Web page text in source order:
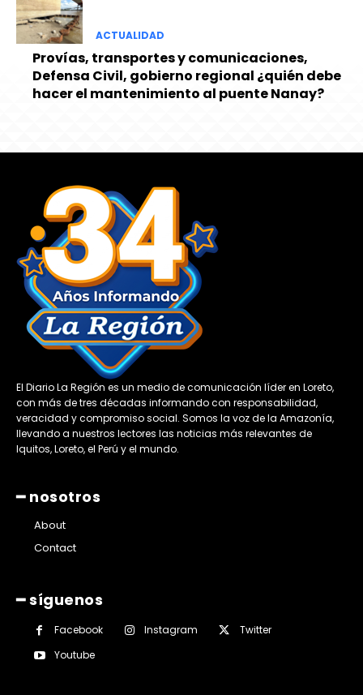
ACTUALIDAD
Provías, transportes y comunicaciones,
Defensa Civil, gobierno regional ¿quién debe
hacer el mantenimiento al puente Nanay?
El Diario La Región es un medio de comunicación líder en Loreto,
con más de tres décadas informando con responsabilidad,
veracidad y compromiso social. Somos la voz de la Amazonía,
llevando a nuestros lectores las noticias más relevantes de
Iquitos, Loreto, el Perú y el mundo.
━ nosotros
About
Contact
━ síguenos
Facebook Instagram
Twitter
Youtube